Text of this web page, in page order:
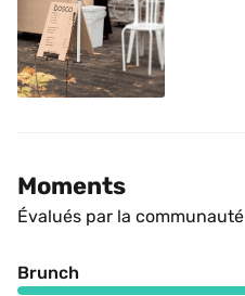
Moments
Évalués par la communauté
Brunch